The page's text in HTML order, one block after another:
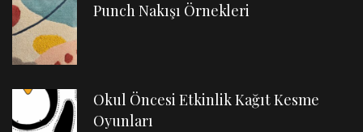
Punch Nakışı Örnekleri
Okul Öncesi Etkinlik Kağıt Kesme
Oyunları